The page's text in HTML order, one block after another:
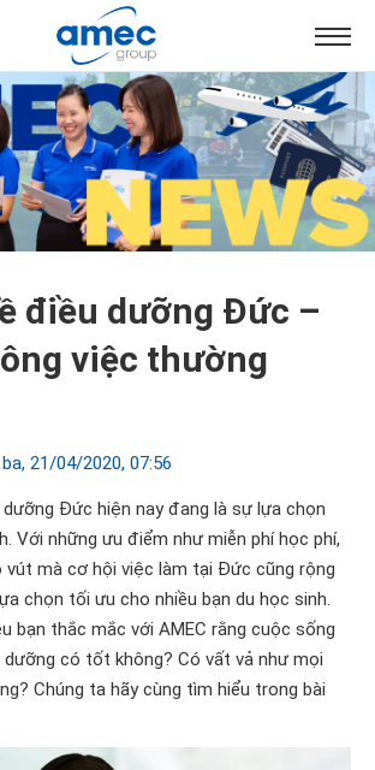
điều dưỡng Đức –
việc thường
21/04/2020, 07:56
Đức hiện nay đang là sự lựa chọn
Với những ưu điểm như miễn phí học phí,
mà cơ hội việc làm tại Đức cũng rộng
chọn tối ưu cho nhiều bạn du học sinh.
bạn thắc mắc với AMEC rằng cuộc sống
dưỡng có tốt không? Có vất vả như mọi
Chúng ta hãy cùng tìm hiểu trong bài